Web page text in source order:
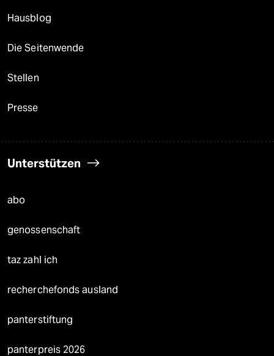
Hausblog
Die Seitenwende
Stellen
Presse
Unterstützen
abo
genossenschaft
taz zahl ich
recherchefonds ausland
panterstiftung
panterpreis 2026